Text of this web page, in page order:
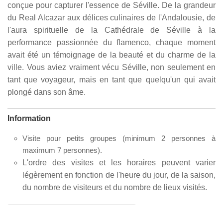
conçue pour capturer l'essence de Séville. De la grandeur
du Real Alcazar aux délices culinaires de l'Andalousie, de
l'aura spirituelle de la Cathédrale de Séville à la
performance passionnée du flamenco, chaque moment
avait été un témoignage de la beauté et du charme de la
ville. Vous aviez vraiment vécu Séville, non seulement en
tant que voyageur, mais en tant que quelqu'un qui avait
plongé dans son âme.
Information
Visite pour petits groupes (minimum 2 personnes à
maximum 7 personnes).
L'ordre des visites et les horaires peuvent varier
légèrement en fonction de l'heure du jour, de la saison,
du nombre de visiteurs et du nombre de lieux visités.